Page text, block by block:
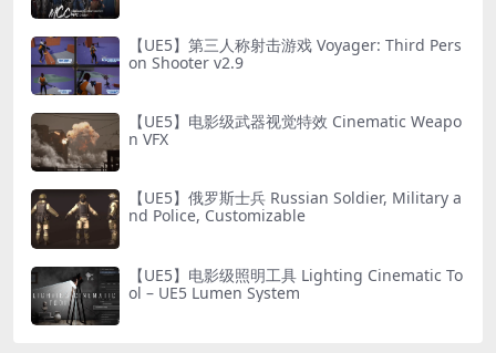
【UE5】第三人称射击游戏 Voyager: Third Pers
on Shooter v2.9
【UE5】电影级武器视觉特效 Cinematic Weapo
n VFX
【UE5】俄罗斯士兵 Russian Soldier, Military a
nd Police, Customizable
【UE5】电影级照明工具 Lighting Cinematic To
ol – UE5 Lumen System